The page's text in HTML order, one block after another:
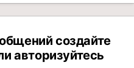
создайте
авторизуйтесь